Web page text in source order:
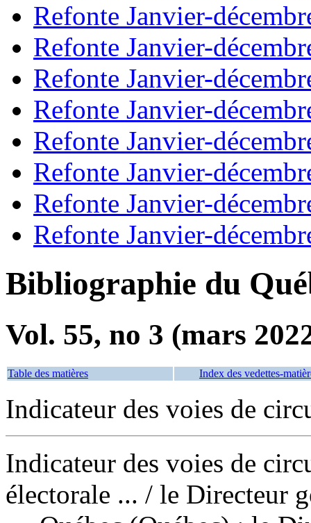
Refonte Janvier-
Refonte Janvier-
Refonte Janvier-
Refonte Janvier-
Refonte Janvier-
Refonte Janvier-
Refonte Janvier-
Refonte Janvier-
Bibliographie du
Vol. 55, no 3 (mars
Table des matières Index des vedettes-
Indicateur des voies de
Indicateur des voies de
électorale ... / le Directeur